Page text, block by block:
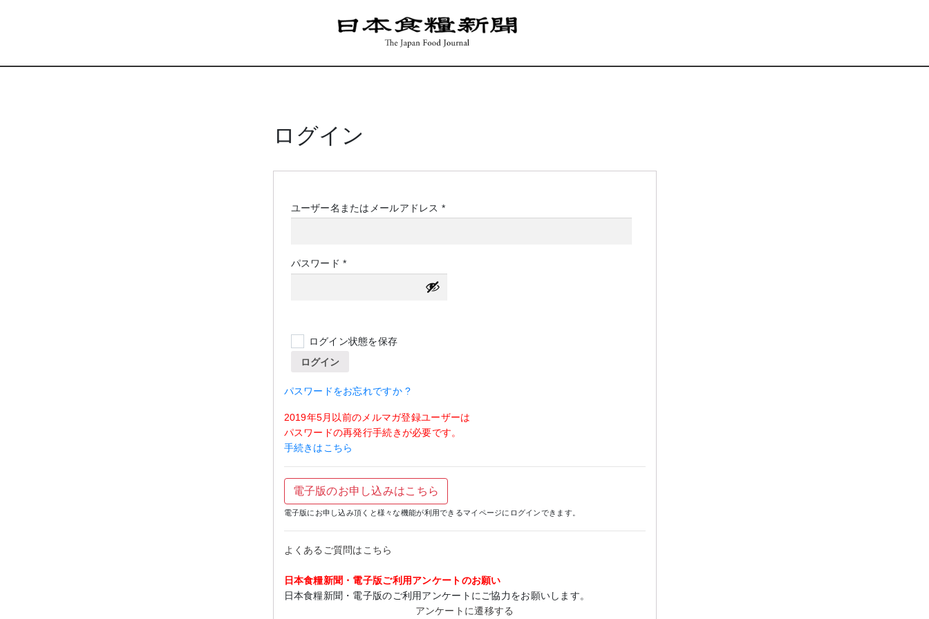
ログイン
ユーザー名またはメールアドレス *必
パスワード*必
須
ログイン状態を保存
ログイン
パスワードをお忘れですか ?
2019年5月以前のメルマガ登録ユーザーは
パスワードの再発行手続きが必要です。
手続きはこちら
電子版のお申し込みはこちら
電子版にお申し込み頂くと様々な機能が利用できるマイページにログインできます。
よくあるご質問はこちら
日本食糧新聞・電子版ご利用アンケートのお願い
日本食糧新聞・電子版のご利用アンケートにご協力をお願いします。
アンケートに遷移する